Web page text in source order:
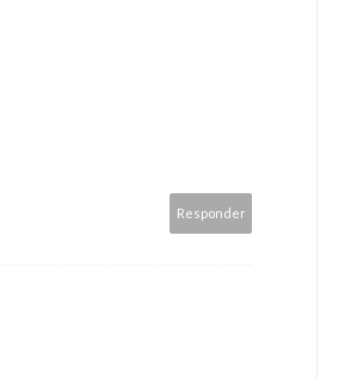
Responder